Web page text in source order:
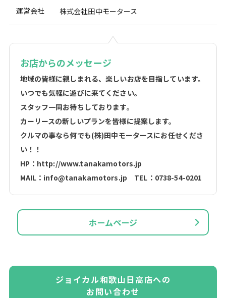
ホームページ
運営会社 株式会社田中モータース
お店からのメッセージ
地域の皆様に親しまれる、楽しいお店を目指しています。
いつでも気軽に遊びに来てください。
スタッフ一同お待ちしております。
カーリースの新しいプランを皆様に提案します。
クルマの事なら何でも(株)田中モータースにお任せくださ
い！！
HP：http://www.tanakamotors.jp
MAIL：info@tanakamotors.jp TEL：0738-54-0201
ジョイカル和歌山日高店への
お問い合わせ